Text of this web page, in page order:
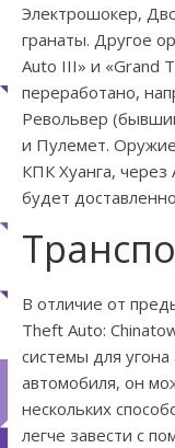
Электрошокер,
гранаты. Другое
Auto III» и «Grand
переработано,
Револьвер
и Пулемет.
КПК Хуанга, через
будет
В отличие от
Theft Auto:
системы для
автомобиля, он
нескольких
легче завести с